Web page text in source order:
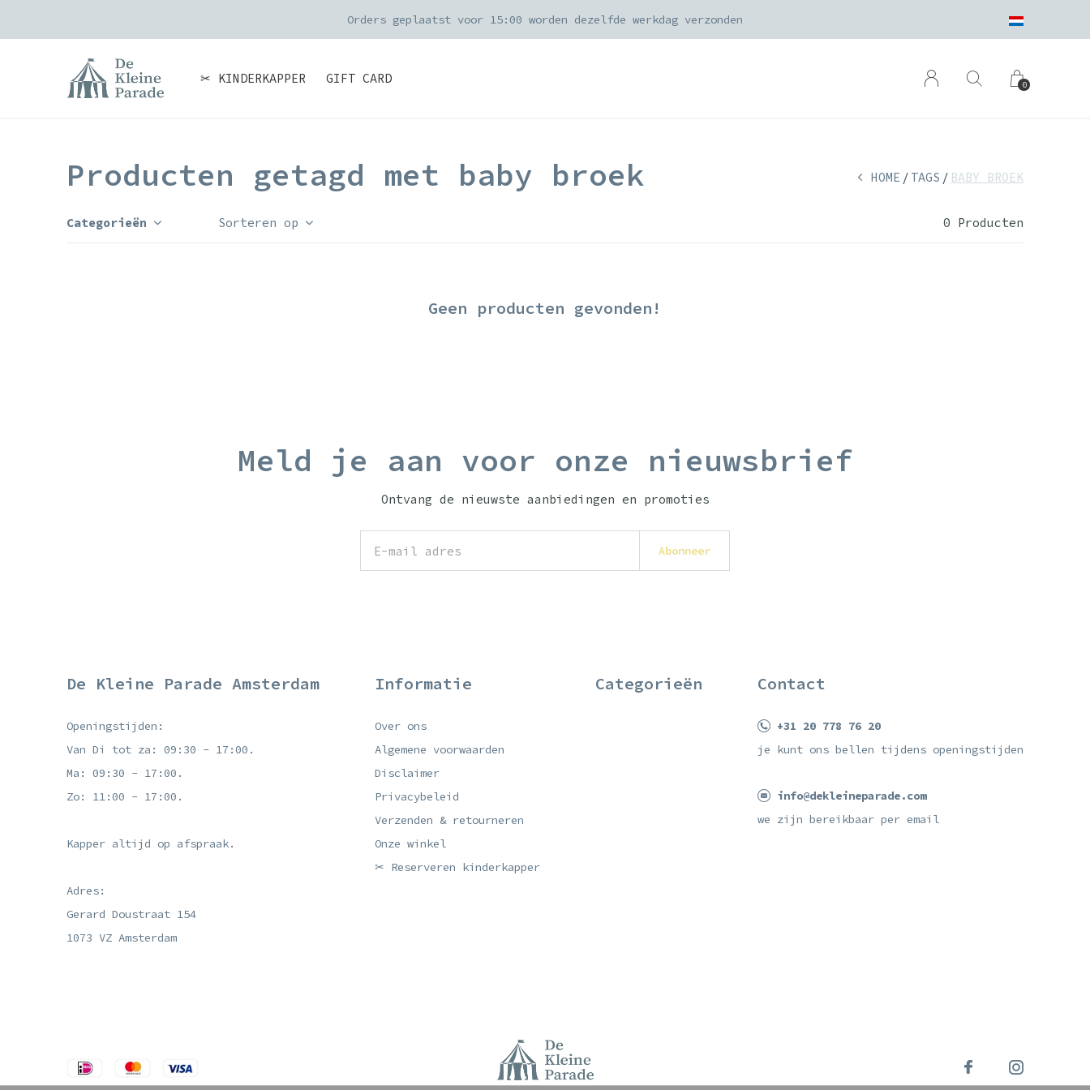
✂ KINDERKAPPER GIFT CARD 0
Orders geplaatst voor 15:00 worden dezelfde werkdag verzonden
Producten getagd met baby broek HOME TAGS BABY BROEK
Categorieën Sorteren op 0 Producten
Geen producten gevonden!
Meld je aan voor onze nieuwsbrief
Ontvang de nieuwste aanbiedingen en promoties
Abonneer
De Kleine Parade Amsterdam
Openingstijden:
Van Di tot za: 09:30 - 17:00.
Ma: 09:30 - 17:00.
Zo: 11:00 - 17:00.
Kapper altijd op afspraak.
Adres:
Gerard Doustraat 154
1073 VZ Amsterdam
Informatie
Over ons
Algemene voorwaarden
Disclaimer
Privacybeleid
Verzenden & retourneren
Onze winkel
✂ Reserveren kinderkapper
Categorieën Contact
+31 20 778 76 20
je kunt ons bellen tijdens openingstijden
info@dekleineparade.com
we zijn bereikbaar per email